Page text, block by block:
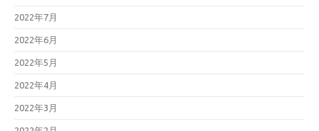
2022年7月
2022年6月
2022年5月
2022年4月
2022年3月